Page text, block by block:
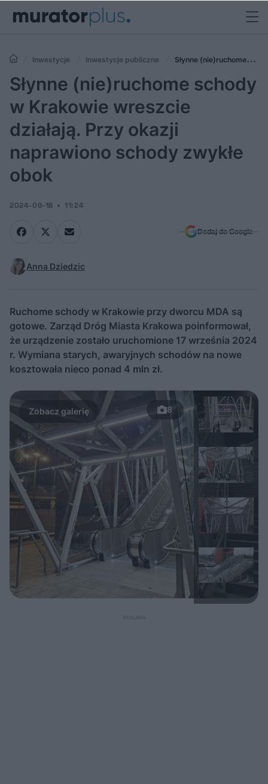
Inwestycje Inwestycje publiczne
Słynne (nie)ruchome
schody w Krakowie wreszcie działają. Przy okazji naprawiono schody
zwykłe obok
Słynne (nie)ruchome schody
w Krakowie wreszcie
działają. Przy okazji
naprawiono schody zwykłe
obok
2024-09-18 11:24
Dodaj do Google
Anna Dziedzic
Ruchome schody w Krakowie przy dworcu MDA są
gotowe. Zarząd Dróg Miasta Krakowa poinformował,
że urządzenie zostało uruchomione 17 września 2024
r. Wymiana starych, awaryjnych schodów na nowe
kosztowała nieco ponad 4 mln zł.
8